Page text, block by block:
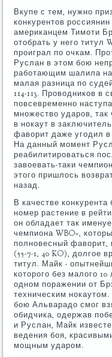
Вкупе с тем, нужно
конкурентов
американцем Тимоти
отобрать у него титул
проиграл по очкам.
Руслан в этом бою
работающим шалила
малая разница по
114-113. Проводников в
повсевременно
множество ударов,
в нокаут в
фаворит даже угодил
На данный момент
реабилитироваться
завоевать-таки
этого пришлось
назад.
В качестве
номер растение в
он обладает так
чемпиона WBO»,
полновесный
(55-7-1, 40 KO), долгое
титул. Майк -
которого без малого
одном поражении от
техническим
бою Альварадо смог
обидчика, одержав
и Руслан, Майк
ведения боя,
мощным ударом.